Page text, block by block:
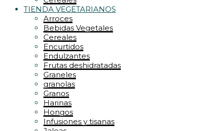
TIENDA VEGETARIANOS
Arroces
Bebidas Vegetales
Cereales
Encurtidos
Endulzantes
Frutas deshidratadas
Graneles
granolas
Granos
Harinas
Hongos
Infusiones y tisanas